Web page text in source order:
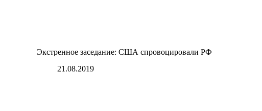
Экстренное заседание: США спровоцировали РФ
21.08.2019